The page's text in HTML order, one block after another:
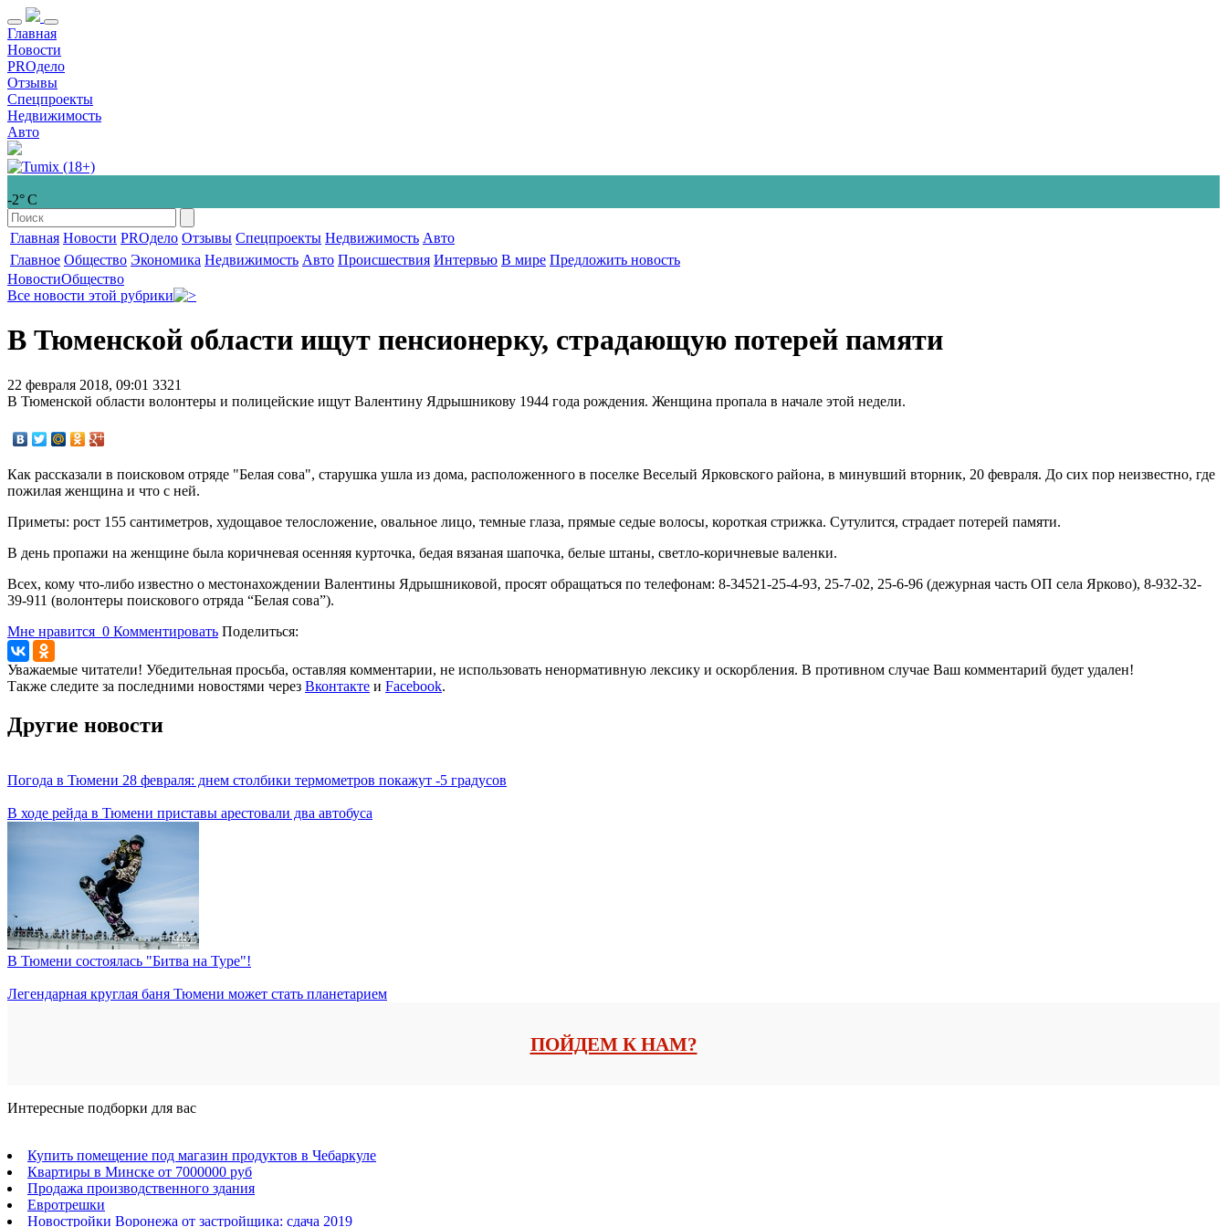
Главная
Новости
PROдело
Отзывы
Спецпроекты
Недвижимость
Авто
-2° С
Главная Новости PROдело Отзывы Спецпроекты Недвижимость Авто
Главное Общество Экономика Недвижимость Авто Происшествия Интервью В мире Предложить новость
НовостиОбщество
Все новости этой рубрики
В Тюменской области ищут пенсионерку, страдающую потерей памяти
22 февраля 2018, 09:01 3321
В Тюменской области волонтеры и полицейские ищут Валентину Ядрышникову 1944 года рождения. Женщина пропала в начале этой недели.
Как рассказали в поисковом отряде "Белая сова", старушка ушла из дома, расположенного в поселке Веселый Ярковского района, в минувший вторник, 20 февраля. До сих пор неизвестно, где
пожилая женщина и что с ней.
Приметы: рост 155 сантиметров, худощавое телосложение, овальное лицо, темные глаза, прямые седые волосы, короткая стрижка. Сутулится, страдает потерей памяти.
В день пропажи на женщине была коричневая осенняя курточка, бедая вязаная шапочка, белые штаны, светло-коричневые валенки.
Всех, кому что-либо известно о местонахождении Валентины Ядрышниковой, просят обращаться по телефонам: 8-34521-25-4-93, 25-7-02, 25-6-96 (дежурная часть ОП села Ярково), 8-932-32-
39-911 (волонтеры поискового отряда “Белая сова”).
Мне нравится 0 Комментировать Поделиться:
Уважаемые читатели! Убедительная просьба, оставляя комментарии, не использовать ненормативную лексику и оскорбления. В противном случае Ваш комментарий будет удален!
Также следите за последними новостями через Вконтакте и Facebook.
Другие новости
Погода в Тюмени 28 февраля: днем столбики термометров покажут -5 градусов
В ходе рейда в Тюмени приставы арестовали два автобуса
В Тюмени состоялась "Битва на Туре"!
Легендарная круглая баня Тюмени может стать планетарием
ПОЙДЕМ К НАМ?
Интересные подборки для вас
Купить помещение под магазин продуктов в Чебаркуле
Квартиры в Минске от 7000000 руб
Продажа производственного здания
Евротрешки
Новостройки Воронежа от застройщика: сдача 2019